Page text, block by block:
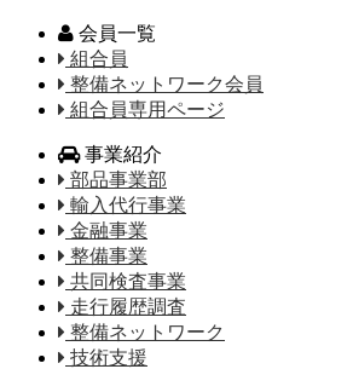
会員一覧
組合員
整備ネットワーク会員
組合員専用ページ
事業紹介
部品事業部
輸入代行事業
金融事業
整備事業
共同検査事業
走行履歴調査
整備ネットワーク
技術支援